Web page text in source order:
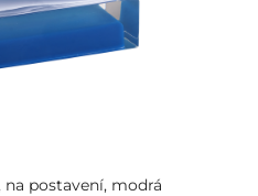
na postavení, modrá